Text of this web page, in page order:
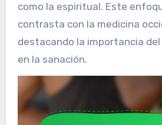
como la espiritual. Este
contrasta con la medicina
destacando la importancia
en la sanación.